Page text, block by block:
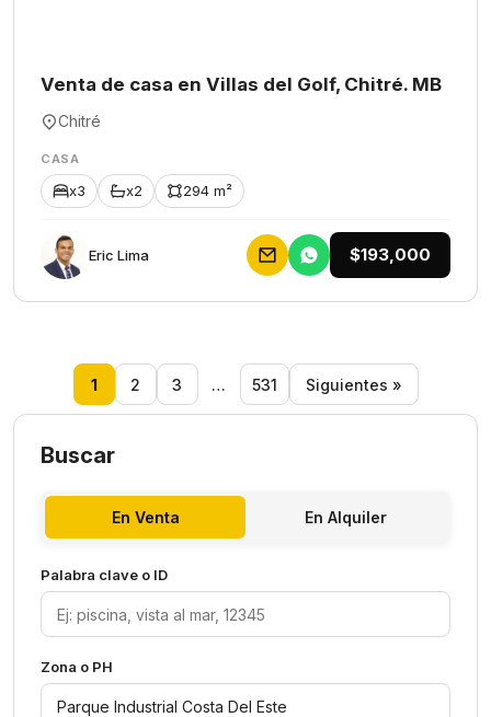
Venta de casa en Villas del Golf, Chitré. MB
Chitré
CASA
x3 x2 294 m²
Eric Lima $193,000
1 2 3 … 531 Siguientes »
Buscar
En Venta En Alquiler
Palabra clave o ID
Zona o PH